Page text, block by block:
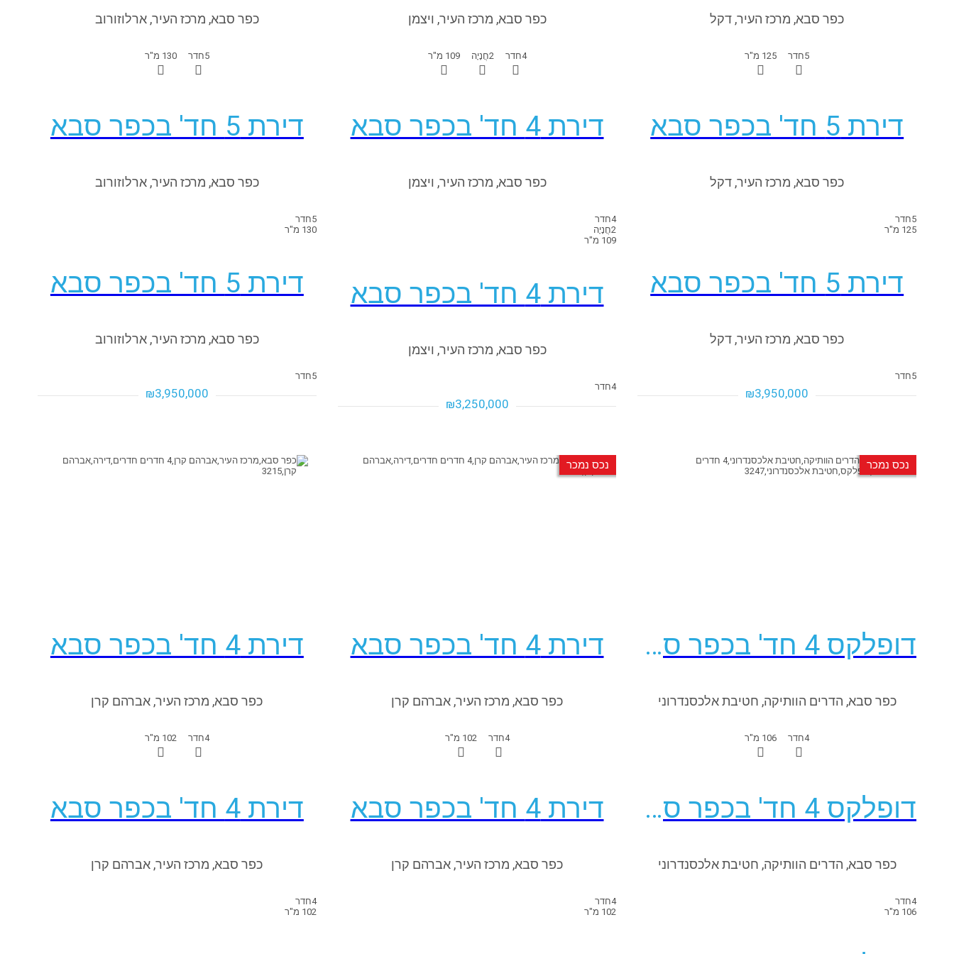
כפר סבא, מרכז העיר, דקל
5חדר 125 מ"ר
₪3,950,000
דירת 5 חד' בכפר סבא
כפר סבא, מרכז העיר, דקל
5חדר
125 מ"ר
₪3,950,000
דירת 5 חד' בכפר סבא
כפר סבא, מרכז העיר, דקל
5חדר
₪3,950,000
כפר סבא, מרכז העיר, ויצמן
4חדר 2חֲנָיָה 109 מ"ר
₪3,250,000
דירת 4 חד' בכפר סבא
כפר סבא, מרכז העיר, ויצמן
4חדר
2חֲנָיָה
109 מ"ר
₪3,250,000
דירת 4 חד' בכפר סבא
כפר סבא, מרכז העיר, ויצמן
4חדר
₪3,250,000
כפר סבא, מרכז העיר, ארלוזורוב
5חדר 130 מ"ר
₪3,950,000
דירת 5 חד' בכפר סבא
כפר סבא, מרכז העיר, ארלוזורוב
5חדר
130 מ"ר
₪3,950,000
דירת 5 חד' בכפר סבא
כפר סבא, מרכז העיר, ארלוזורוב
5חדר
₪3,950,000
נכס נמכר
דופלקס 4 חד' בכפר סבא
כפר סבא, הדרים הוותיקה, חטיבת אלכסנדרוני
4חדר 106 מ"ר
דופלקס 4 חד' בכפר סבא
כפר סבא, הדרים הוותיקה, חטיבת אלכסנדרוני
4חדר
106 מ"ר
נכס נמכר
דירת 4 חד' בכפר סבא
כפר סבא, מרכז העיר, אברהם קרן
4חדר 102 מ"ר
דירת 4 חד' בכפר סבא
כפר סבא, מרכז העיר, אברהם קרן
4חדר
102 מ"ר
דירת 4 חד' בכפר סבא
כפר סבא, מרכז העיר, אברהם קרן
4חדר 102 מ"ר
דירת 4 חד' בכפר סבא
כפר סבא, מרכז העיר, אברהם קרן
4חדר
102 מ"ר